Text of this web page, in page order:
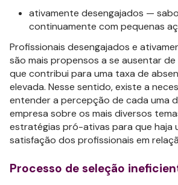
ativamente desengajados —
continuamente com pequenas
Profissionais desengajados e
são mais propensos a se ausentar
que contribui para uma taxa de
elevada. Nesse sentido, existe a
entender a percepção de cada uma
empresa sobre os mais diversos
estratégias pró-ativas para que haja
satisfação dos profissionais em
Processo de seleção